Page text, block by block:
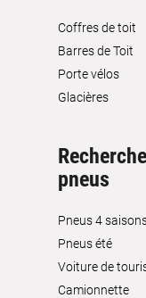
Coffres de toit
Barres de Toit
Porte vélos
Glacières
pneus
Pneus 4
Pneus été
Voiture de
Camionnette